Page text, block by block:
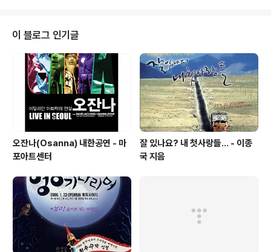
주로 간다.. 고 표현을 하기도 하던데... 박주원은 우주로는
가지 않는다. 깊게 음악을 듣지 않았던 사람이라도 귀가 있
는 사람이라면 누구라도 아~ 좋은데.. 할 수 있는 연주를 들
려준다 . 제목에서도 느껴지듯이 집시 음악, 스페니쉬 기타
에 대한 관심이 상당한 것으로 보여진다. 사실 박주원씨에
대해서..
이 블로그 인기글
오잔나(Osanna) 내한공연 - 마
포아트센터
잘 있나요? 내 첫사랑들... - 이종
국 지음